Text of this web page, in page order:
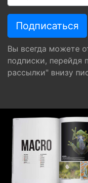
Вы всегда можете
подписки, перейдя
рассылки" внизу